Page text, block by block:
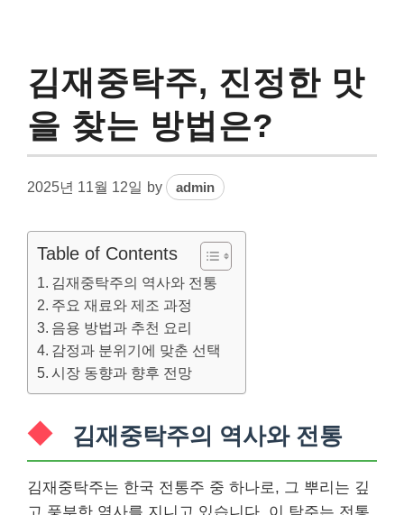
김재중탁주, 진정한 맛
을 찾는 방법은?
2025년 11월 12일 by admin
Table of Contents
김재중탁주의 역사와 전통
주요 재료와 제조 과정
음용 방법과 추천 요리
감정과 분위기에 맞춘 선택
시장 동향과 향후 전망
김재중탁주의 역사와 전통
김재중탁주는 한국 전통주 중 하나로, 그 뿌리는 깊